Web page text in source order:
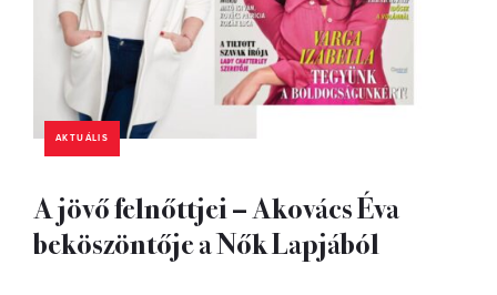
AKTUÁLIS
A jövő felnőttjei – Akovács Éva
beköszöntője a Nők Lapjából